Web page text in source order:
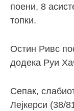
поени, 8
топки.
Остин Ривс
додека Руи
Сепак,
Лејкерси (38/